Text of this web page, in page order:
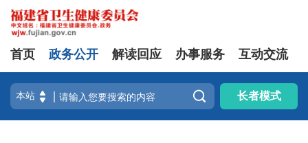
首页 政务公开 解读回应 办事服务 互动交流
 长者模式